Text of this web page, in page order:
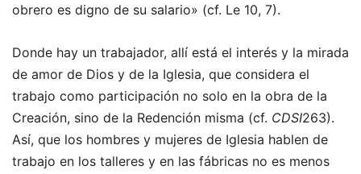
obrero es digno de su salario» (cf. Le 10, 7).
Donde hay un trabajador, allí está el interés y la mirada
de amor de Dios y de la Iglesia, que considera el
trabajo como participación no solo en la obra de la
Creación, sino de la Redención misma (cf. CDSI263).
Así, que los hombres y mujeres de Iglesia hablen de
trabajo en los talleres y en las fábricas no es menos